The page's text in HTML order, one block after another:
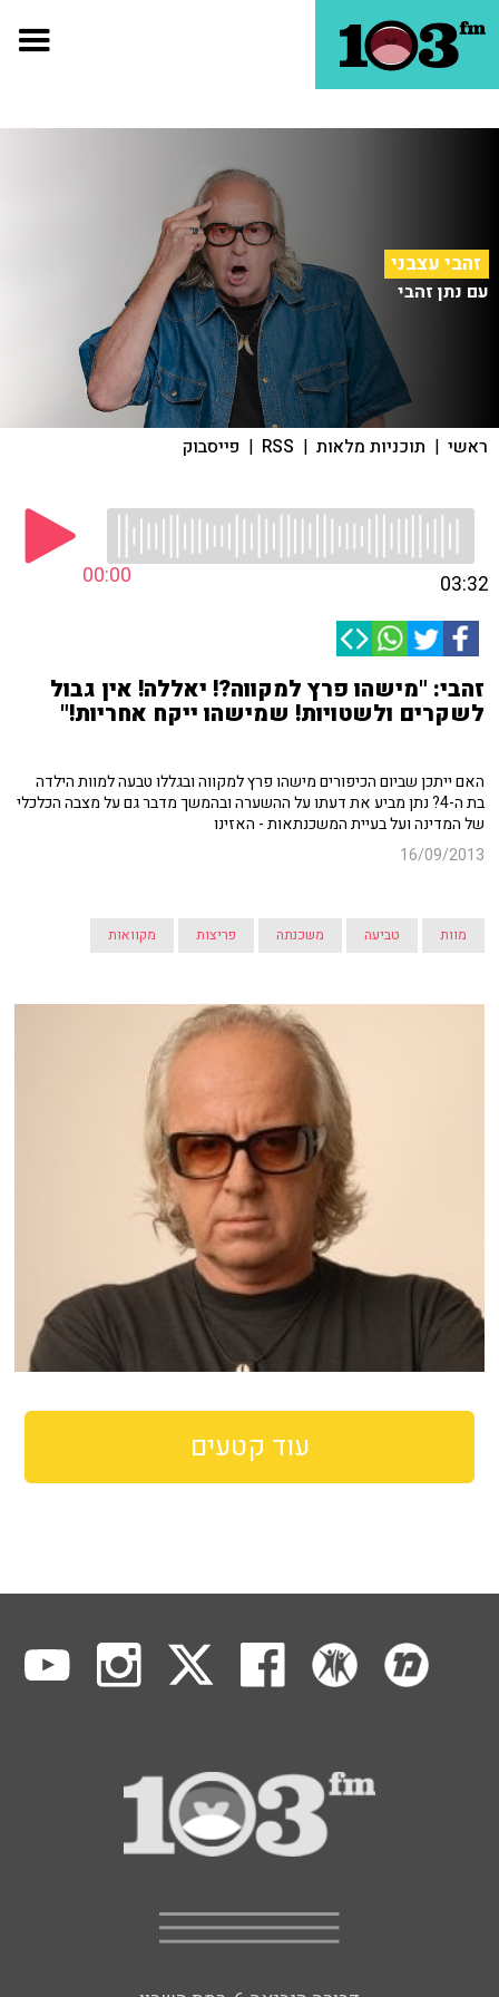
זהבי עצבני
עם נתן זהבי
ראשי | תוכניות מלאות |
RSS
| פייסבוק
00:00 03:32
זהבי: "מישהו פרץ למקווה?! יאללה! אין גבול
לשקרים ולשטויות! שמישהו ייקח אחריות!"
האם ייתכן שביום הכיפורים מישהו פרץ למקווה ובגללו טבעה למוות הילדה
בת ה-4? נתן מביע את דעתו על ההשערה ובהמשך מדבר גם על מצבה הכלכלי
של המדינה ועל בעיית המשכנתאות - האזינו
16/09/2013
מוות טביעה משכנתה פריצות מקוואות
עוד קטעים